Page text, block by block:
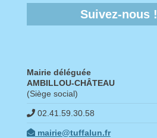
Suivez-nous !
Mairie déléguée
AMBILLOU-CHÂTEAU
(Siège social)
02.41.59.30.58
mairie@tuffalun.fr